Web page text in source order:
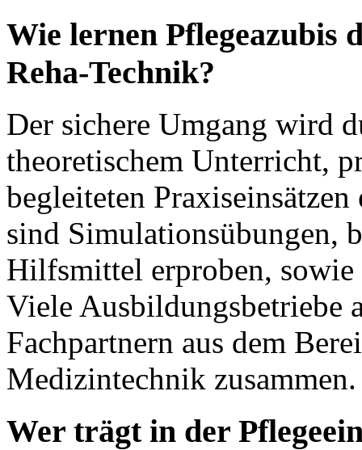
Wie lernen Pflegeazubis
Reha-Technik?
Der sichere Umgang wird
theoretischem Unterricht,
begleiteten
sind Simulationsübungen,
Hilfsmittel erproben, sowie
Viele Ausbildungsbetriebe
Fachpartnern aus dem
Medizintechnik zusammen.
Wer trägt in der